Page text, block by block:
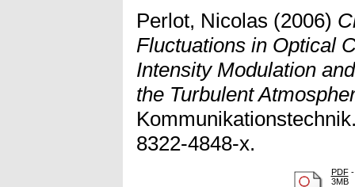
Perlot, Nicolas (2006)
Fluctuations in Optical
Intensity Modulation
the Turbulent
8322-4848-x.
PDF-
3MB